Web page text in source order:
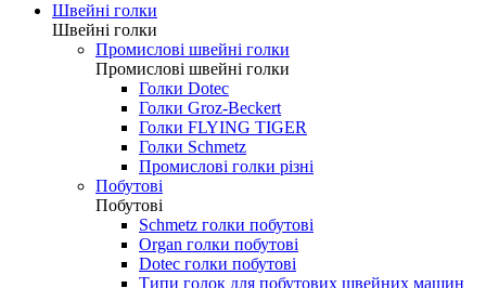
Швейні голки
Швейні голки
Промислові швейні голки
Промислові швейні голки
Голки Dotec
Голки Groz-Beckert
Голки FLYING TIGER
Голки Schmetz
Промислові голки різні
Побутові
Побутові
Schmetz голки побутові
Organ голки побутові
Dotec голки побутові
Типи голок для побутових швейних машин